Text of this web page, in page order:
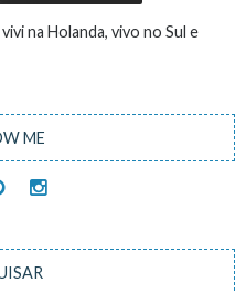
na Holanda, vivo no Sul e
ME